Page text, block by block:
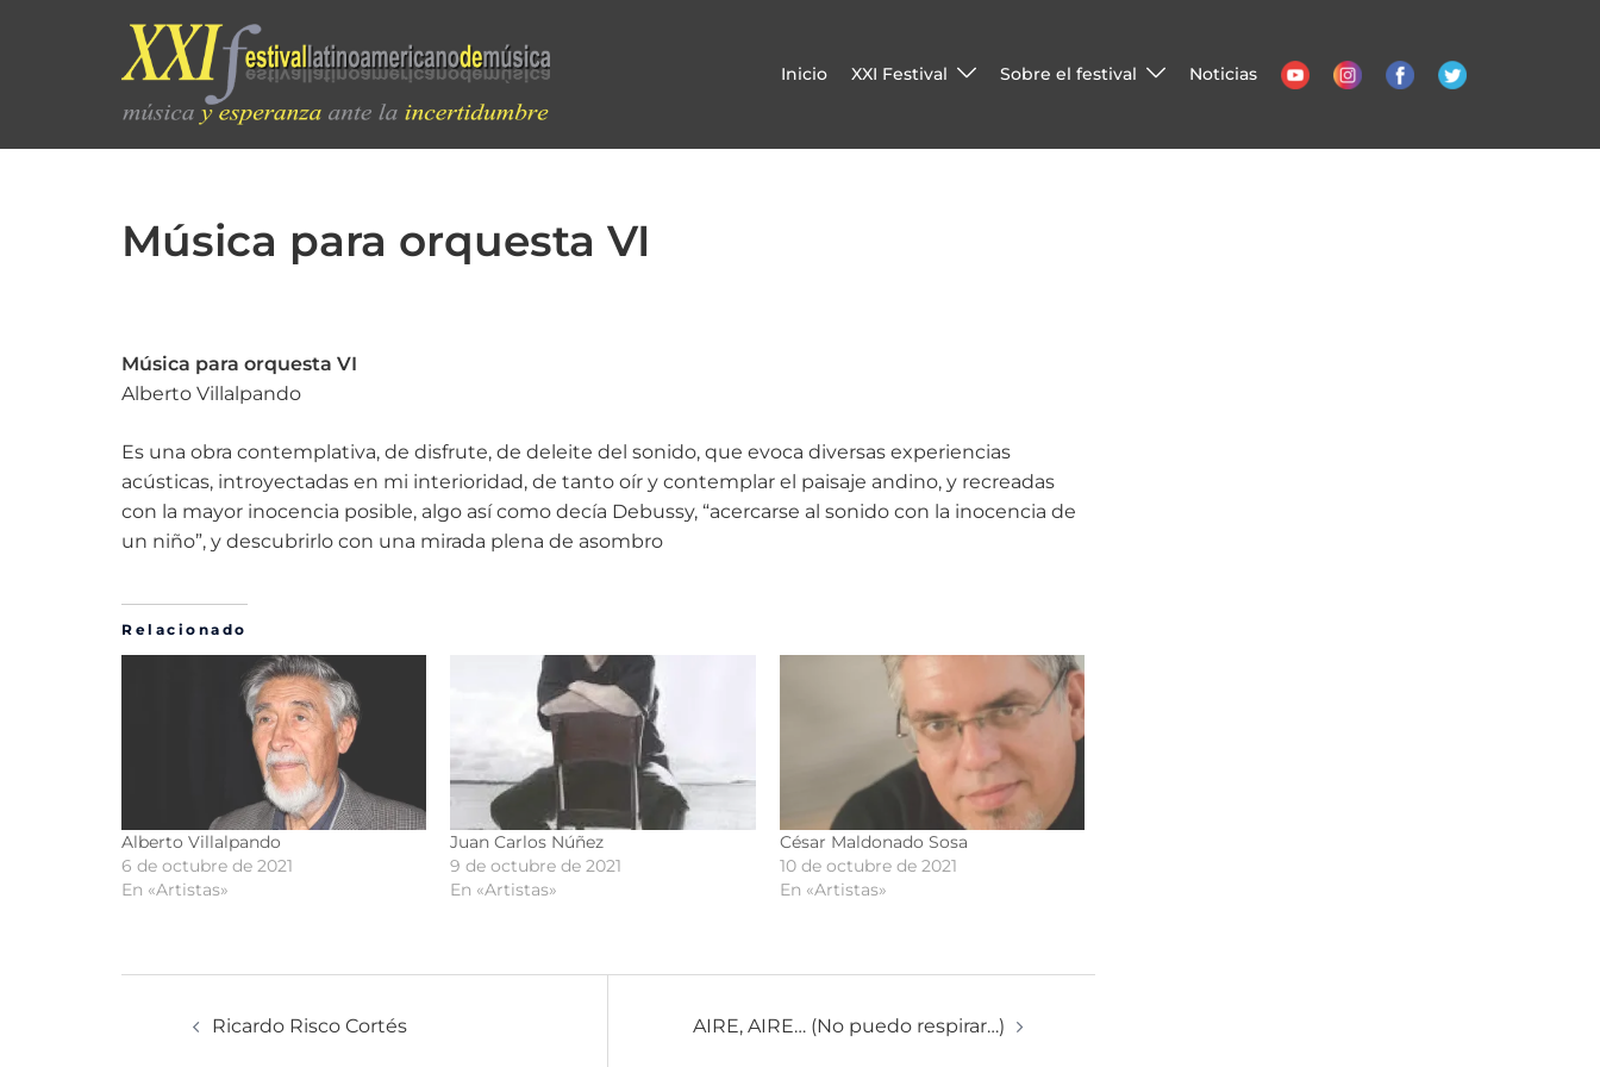
Inicio XXI Festival Sobre el festival Noticias
Música para orquesta VI
Música para orquesta VI
Alberto Villalpando
Es una obra contemplativa, de disfrute, de deleite del sonido, que evoca diversas experiencias
acústicas, introyectadas en mi interioridad, de tanto oír y contemplar el paisaje andino, y recreadas
con la mayor inocencia posible, algo así como decía Debussy, “acercarse al sonido con la inocencia de
un niño”, y descubrirlo con una mirada plena de asombro
Relacionado
Alberto Villalpando
6 de octubre de 2021
En «Artistas»
Juan Carlos Núñez
9 de octubre de 2021
En «Artistas»
César Maldonado Sosa
10 de octubre de 2021
En «Artistas»
Ricardo Risco Cortés AIRE, AIRE… (No puedo respirar…)